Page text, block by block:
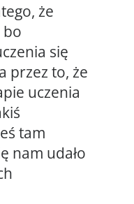
że
bo
się
przez to, że
uczenia
tam
nam udało